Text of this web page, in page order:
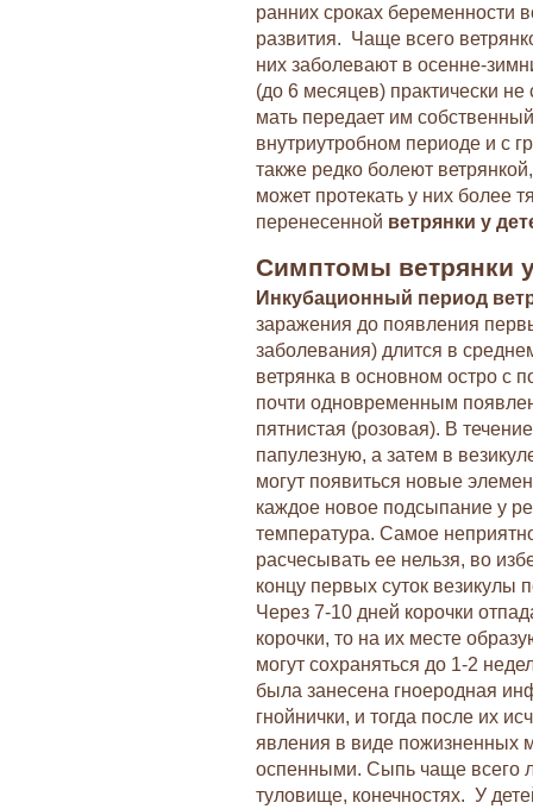
ранних сроках беременности
развития. Чаще всего
них заболевают в осенне-
(до 6 месяцев) практически
мать передает им
внутриутробном периоде и с
также редко болеют
может протекать у них более
перенесенной ветрянки у
Симптомы ветрянки
Инкубационный период
заражения до появления
заболевания) длится в
ветрянка в основном остро с
почти одновременным
пятнистая (розовая). В
папулезную, а затем в
могут появиться новые
каждое новое подсыпание у
температура. Самое
расчесывать ее нельзя, во
концу первых суток везикулы
Через 7-10 дней корочки
корочки, то на их месте
могут сохраняться до 1-2
была занесена гноеродная
гнойнички, и тогда после их
явления в виде пожизненных
оспенными. Сыпь чаще всего
туловище, конечностях. У